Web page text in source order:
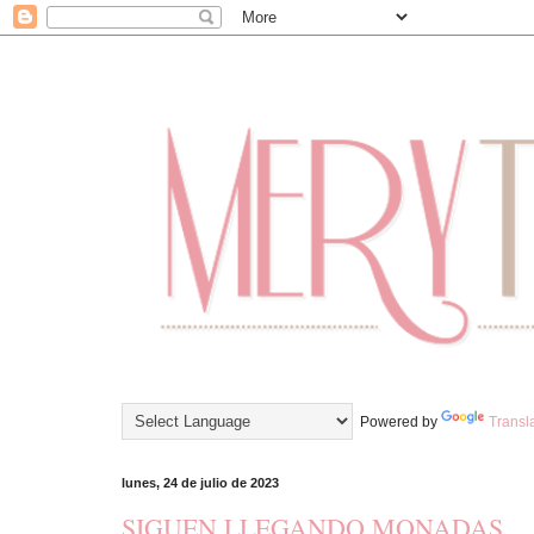
Powered by
lunes, 24 de julio de 2023
SIGUEN LLEGANDO MONADAS